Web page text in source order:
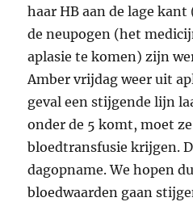
haar HB aan de lage
de neupogen (het
aplasie te komen) zijn
Amber vrijdag weer uit
geval een stijgende lijn
onder de 5 komt, moet
bloedtransfusie krijgen.
dagopname. We hopen
bloedwaarden gaan